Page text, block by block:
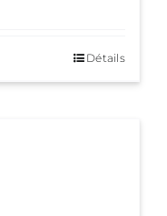
Détails